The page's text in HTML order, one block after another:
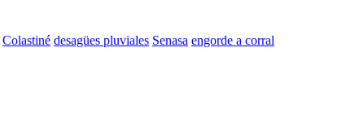
Colastiné desagües pluviales Senasa engorde a corral